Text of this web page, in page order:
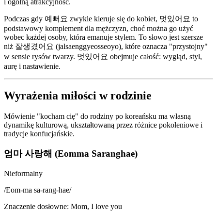
i ogólną atrakcyjność.
Podczas gdy 예뻐요 zwykle kieruje się do kobiet, 멋있어요 to
podstawowy komplement dla mężczyzn, choć można go użyć
wobec każdej osoby, która emanuje stylem. To słowo jest szersze
niż 잘생겼어요 (jalsaenggyeosseoyo), które oznacza "przystojny"
w sensie rysów twarzy. 멋있어요 obejmuje całość: wygląd, styl,
aurę i nastawienie.
Wyrażenia miłości w rodzinie
Mówienie "kocham cię" do rodziny po koreańsku ma własną
dynamikę kulturową, ukształtowaną przez różnice pokoleniowe i
tradycje konfucjańskie.
엄마 사랑해 (Eomma Saranghae)
Nieformalny
/Eom-ma sa-rang-hae/
Znaczenie dosłowne: Mom, I love you